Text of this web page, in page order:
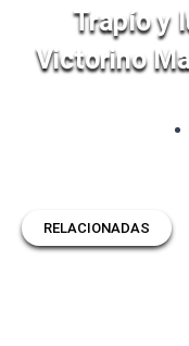
Trapío y
Victorino
RELACIONADAS